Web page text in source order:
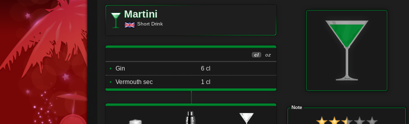
Martini
Short Drink
oz
cl
• Gin
6 cl
• Vermouth sec 1 cl
Note